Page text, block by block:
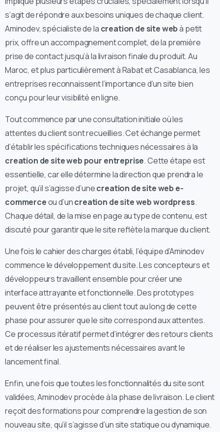
s’agit de répondre aux besoins uniques de chaque client.
Aminodev, spécialiste de la creation de site webà petit
prix, offre un accompagnement complet, de la première
prise de contact jusqu’à la livraison finale du produit. Au
Maroc, et plus particulièrement à Rabat et Casablanca, les
entreprises reconnaissent l’importance d’un site bien
conçu pour leur visibilité en ligne.
Tout commence par une consultation initiale où les
attentes du client sont recueillies. Cet échange permet
d’établir les spécifications techniques nécessaires à la
creation de site web pour entreprise. Cette étape est
essentielle, car elle détermine la direction que prendra le
projet, qu’il s’agisse d’unecreation de site web e-
commerceou d’uncreation de site web wordpress.
Chaque détail, de la mise en page au type de contenu, est
discuté pour garantir que le site reflète la marque du client.
Une fois le cahier des charges établi, l’équipe d’Aminodev
commence le développement du site. Les concepteurs et
développeurs travaillent ensemble pour créer une
interface attrayante et fonctionnelle. Des prototypes
peuvent être présentés au client tout au long de cette
phase pour assurer que le site correspond aux attentes.
Ce processus itératif permet d’intégrer des retours clients
et de réaliser les ajustements nécessaires avant le
lancement final.
Enfin, une fois que toutes les fonctionnalités du site sont
validées, Aminodev procède à la phase de livraison. Le client
reçoit des formations pour comprendre la gestion de son
nouveau site, qu’il s’agisse d’un site statique ou dynamique.